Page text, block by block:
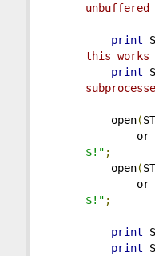
unbuffered
print
this
print
open(
or
$!" ;
open(
or
$!" ;
print
print